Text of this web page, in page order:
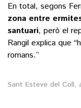
En total, segons
zona entre
santuari, però el
Rangil explica que
romans.”
Sant Esteve del Coll,